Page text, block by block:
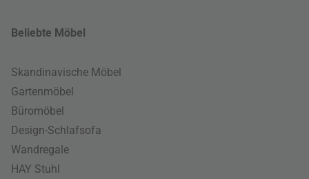
Beliebte Möbel
Skandinavische Möbel
Gartenmöbel
Büromöbel
Design-Schlafsofa
Wandregale
HAY Stuhl